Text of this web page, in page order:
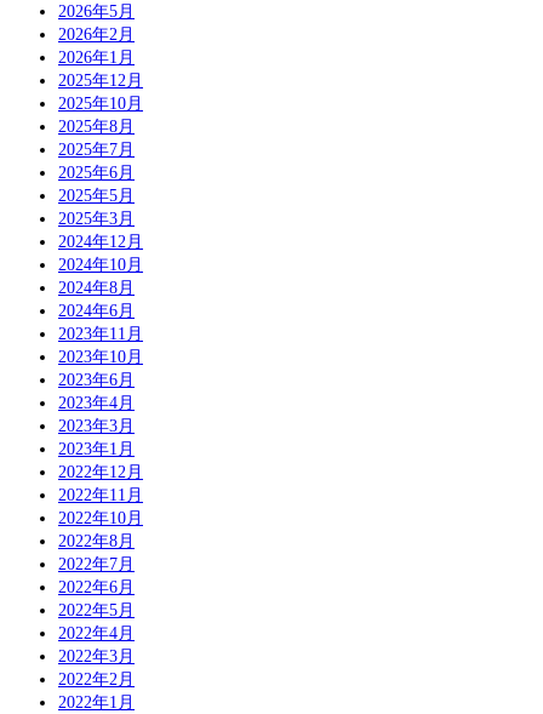
2026年5月
2026年2月
2026年1月
2025年12月
2025年10月
2025年8月
2025年7月
2025年6月
2025年5月
2025年3月
2024年12月
2024年10月
2024年8月
2024年6月
2023年11月
2023年10月
2023年6月
2023年4月
2023年3月
2023年1月
2022年12月
2022年11月
2022年10月
2022年8月
2022年7月
2022年6月
2022年5月
2022年4月
2022年3月
2022年2月
2022年1月